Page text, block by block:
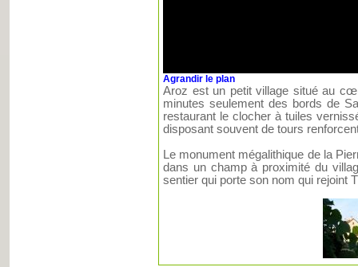
Agrandir le plan
Aroz est un petit village situé au
minutes seulement des bords de
restaurant le clocher à tuiles
disposant souvent de tours
Le monument mégalithique de la
dans un champ à proximité du
sentier qui porte son nom qui rejoint